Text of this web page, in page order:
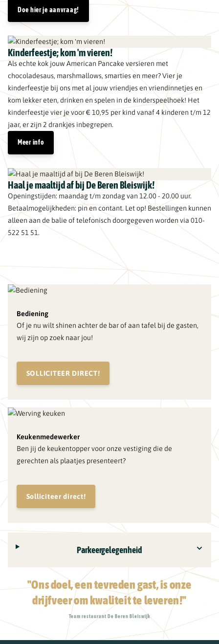
Doe hier je aanvraag!
Kinderfeestje; kom 'm vieren!
Als echte kok jouw American Pancake versieren met
chocoladesaus, marshmallows, smarties en meer? Vier je
kinderfeestje bij ons met al jouw vriendjes en vriendinnetjes en
kom lekker eten, drinken en spelen in de kinderspeelhoek! Het
kinderfeestje vier je voor € 10,95 per kind vanaf 4 kinderen t/m 12
jaar, er zijn 2 drankjes inbegrepen.
Meer info
Haal je maaltijd af bij De Beren Bleiswijk!
Openingstijden: maandag t/m zondag van 12.00 - 20.00 uur.
Betaalmogelijkheden: pin en contant. Let op! Bestellingen kunnen
alleen aan de balie of telefonisch doorgegeven worden via 010-
522 51 51.
Bediening
Of je nu wilt shinen achter de bar of aan tafel bij de gasten,
wij zijn op zoek naar jou!
SOLLICITEER DIRECT!
Keukenmedewerker
Ben jij de keukentopper voor onze vestiging die de
gerechten als plaatjes presenteert?
Solliciteer direct!
Parkeergelegenheid
"Ons doel, een tevreden gast, is onze
drijfveer om kwaliteit te leveren!"
Team restaurant De Beren Bleiswijk